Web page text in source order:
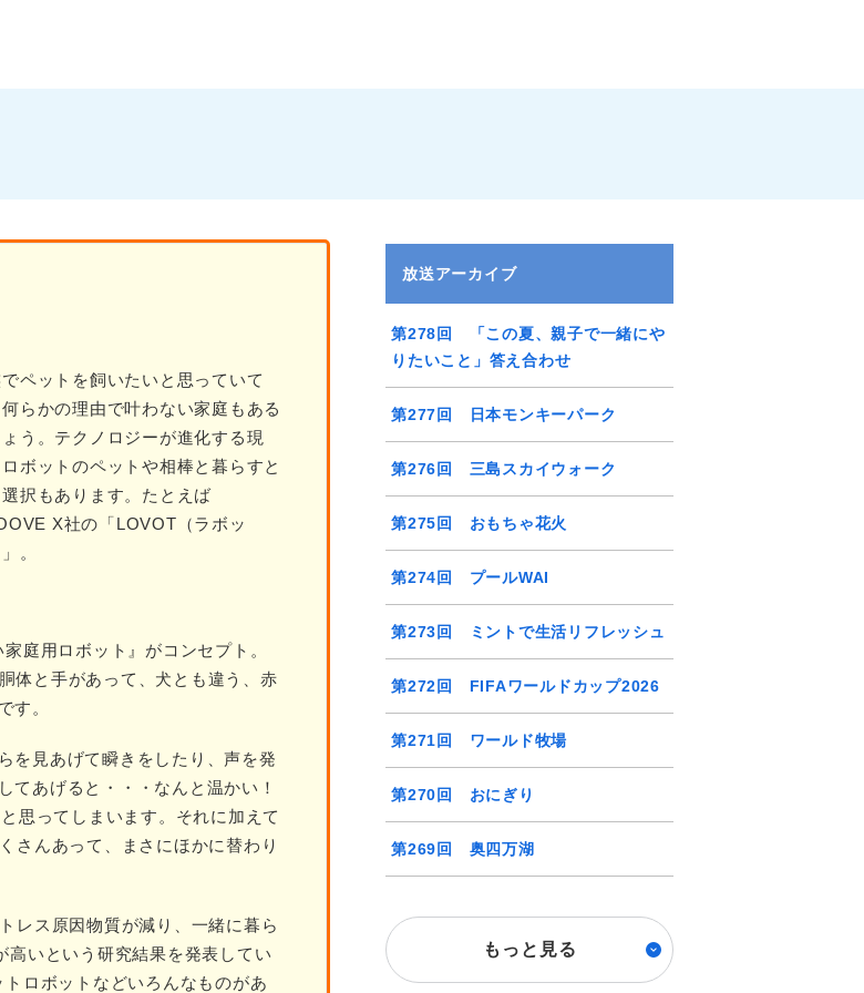
ペットを飼いたいと思っていて
何らかの理由で叶わない家庭もある
う。テクノロジーが進化する現
ボットのペットや相棒と暮らすと
選択もあります。たとえば
X社の「LOVOT（ラボッ
。
庭用ロボット』がコンセプト。
体と手があって、犬とも違う、赤
す。
を見あげて瞬きをしたり、声を発
てあげると・・・なんと温かい！
思ってしまいます。それに加えて
さんあって、まさにほかに替わり
レス原因物質が減り、一緒に暮ら
高いという研究結果を発表してい
ロボットなどいろんなものがあ
放送アーカイブ
第278回 「この夏、親子で一緒にや
りたいこと」答え合わせ
第277回 日本モンキーパーク
第276回 三島スカイウォーク
第275回 おもちゃ花火
第274回 プールWAI
第273回 ミントで生活リフレッシュ
第272回 FIFAワールドカップ2026
第271回 ワールド牧場
第270回 おにぎり
第269回 奥四万湖
もっと見る